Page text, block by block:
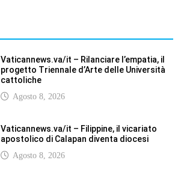
Vaticannews.va/it – Rilanciare l’empatia, il
progetto Triennale d’Arte delle Università
cattoliche
Agosto 8, 2026
Vaticannews.va/it – Filippine, il vicariato
apostolico di Calapan diventa diocesi
Agosto 8, 2026